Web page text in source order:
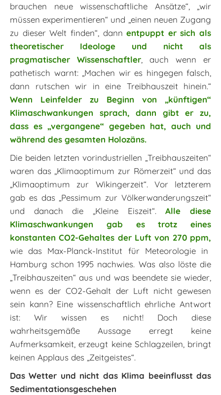
brauchen neue wissenschaftliche Ansätze“, „wir
müssen experimentieren“ und „einen neuen Zugang
zu dieser Welt finden“, dannentpuppt er sich als
theoretischer Ideologe und nicht als
pragmatischer Wissenschaftler , auch wenn er
pathetisch warnt: „Machen wir es hingegen falsch,
dann rutschen wir in eine Treibhauszeit hinein.“
Wenn Leinfelder zu Beginn von „künftigen“
Klimaschwankungen sprach, dann gibt er zu,
dass es „vergangene“ gegeben hat, auch und
während des gesamten Holozäns.
Die beiden letzten vorindustriellen „Treibhauszeiten“
waren das „Klimaoptimum zur Römerzeit“ und das
„Klimaoptimum zur Wikingerzeit“. Vor letzterem
gab es das „Pessimum zur Völkerwanderungszeit“
und danach die „Kleine Eiszeit“.Alle diese
Klimaschwankungen gab es trotz eines
konstanten CO2-Gehaltes der Luft von 270 ppm,
wie das Max-Planck-Institut für Meteorologie in
Hamburg schon 1995 nachwies. Was also löste die
„Treibhauszeiten“ aus und was beendete sie wieder,
wenn es der CO2-Gehalt der Luft nicht gewesen
sein kann? Eine wissenschaftlich ehrliche Antwort
ist: Wir wissen es nicht! Doch diese
wahrheitsgemäße Aussage erregt keine
Aufmerksamkeit, erzeugt keine Schlagzeilen, bringt
keinen Applaus des „Zeitgeistes“.
Das Wetter und nicht das Klima beeinflusst das
Sedimentationsgeschehen